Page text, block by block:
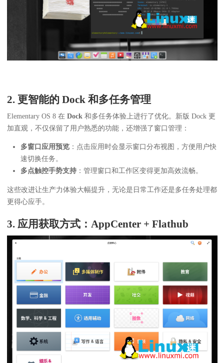
2. 更智能的 Dock 和多任务管理
Elementary OS 8 在 Dock 和多任务体验上进行了优化。新版 Dock 更
加直观，不仅保留了用户熟悉的功能，还增强了窗口管理：
多窗口应用预览：点击应用时会显示窗口分布视图，方便用户快
速切换任务。
多点触控手势支持：管理窗口和工作区变得更加高效流畅。
这些改进让生产力体验大幅提升，无论是日常工作还是多任务处理都
更得心应手。
3. 应用获取方式：AppCenter + Flathub